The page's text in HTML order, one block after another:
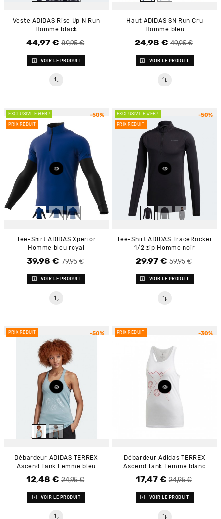
Veste ADIDAS Rise Up N Run
Homme black
Prix de base89,95 €
Prix
44,97 €
VOIR LE PRODUIT
Haut ADIDAS SN Run Cru
Homme bleu
Prix de base49,95 €
Prix
24,98 €
VOIR LE PRODUIT
EXCLUSIVITÉ WEB !
PRIX RÉDUIT
-50%
Tee-Shirt ADIDAS Xperior
Homme bleu royal
Prix de base79,95 €
Prix
39,98 €
VOIR LE PRODUIT
EXCLUSIVITÉ WEB !
PRIX RÉDUIT
-50%
Tee-Shirt ADIDAS TraceRocker
1/2 zip Homme noir
Prix de base59,95 €
Prix
29,97 €
VOIR LE PRODUIT
PRIX RÉDUIT -50%
Débardeur ADIDAS TERREX
Ascend Tank Femme bleu
Prix de base24,95 €
Prix
12,48 €
VOIR LE PRODUIT
PRIX RÉDUIT -30%
Débardeur Adidas TERREX
Ascend Tank Femme blanc
Prix de base24,95 €
Prix
17,47 €
VOIR LE PRODUIT